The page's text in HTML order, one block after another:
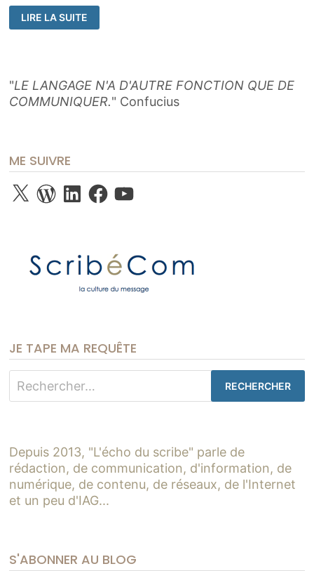
POURQUOI
LE
FRANÇAIS
L’ANGLAIS
LIRE LA SUITE
"LE LANGAGE N'A D'AUTRE FONCTION QUE DE
COMMUNIQUER." Confucius
ME SUIVRE
X WordPress
LinkedInFacebook
YouTube
JE TAPE MA REQUÊTE
Rechercher :
Depuis 2013, "L'écho du scribe" parle de
rédaction, de communication, d'information, de
numérique, de contenu, de réseaux, de l'Internet
et un peu d'IAG...
S'ABONNER AU BLOG